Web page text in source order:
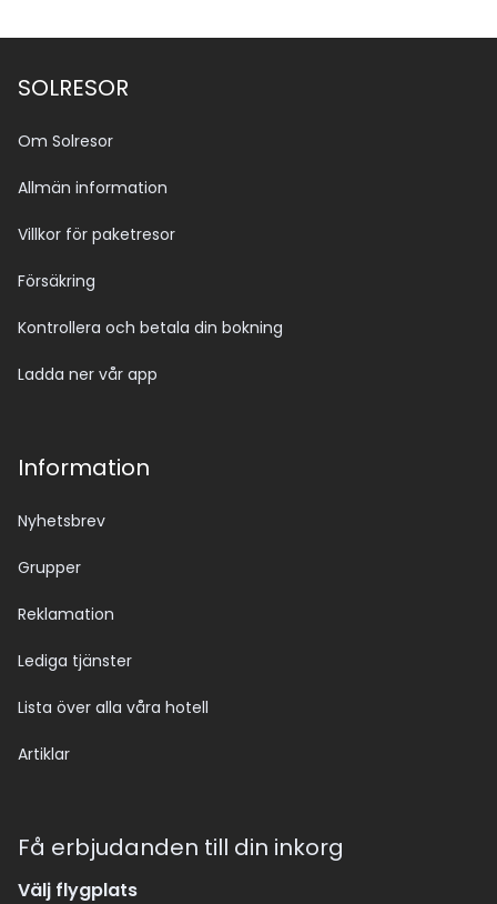
SOLRESOR
Om Solresor
Allmän information
Villkor för paketresor
Försäkring
Kontrollera och betala din bokning
Ladda ner vår app
Information
Nyhetsbrev
Grupper
Reklamation
Lediga tjänster
Lista över alla våra hotell
Artiklar
Få erbjudanden till din inkorg
Välj flygplats